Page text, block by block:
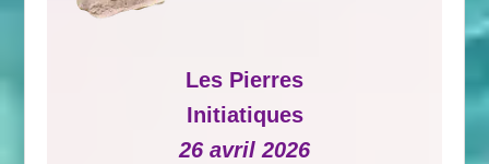
Les Pierres
Initiatiques
26 avril 2026